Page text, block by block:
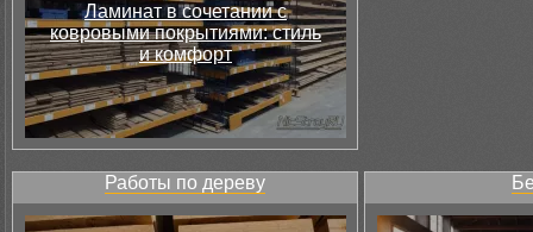
Ламинат в сочетании с
ковровыми покрытиями: стиль
и комфорт
Работы по дереву